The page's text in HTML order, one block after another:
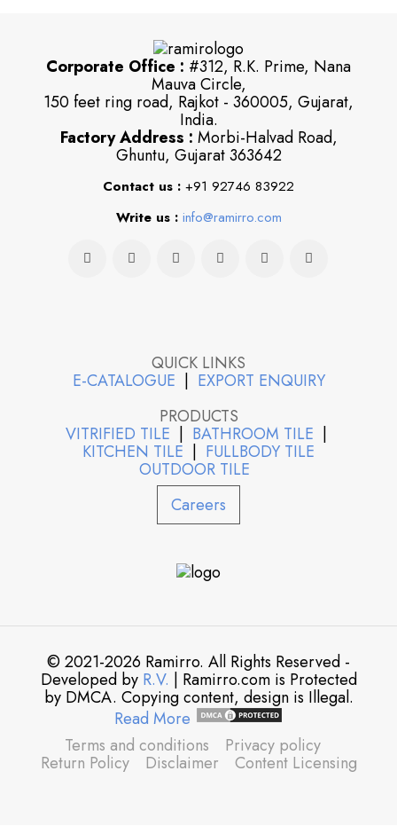
Corporate Office : #312, R.K. Prime, Nana
Mauva Circle,
150 feet ring road, Rajkot - 360005, Gujarat,
India.
Factory Address : Morbi-Halvad Road,
Ghuntu, Gujarat 363642
Contact us : +91 92746 83922
Write us : info@ramirro.com
QUICK LINKS
E-CATALOGUE | EXPORT ENQUIRY
PRODUCTS
VITRIFIED TILE | BATHROOM TILE |
KITCHEN TILE | FULLBODY TILE
OUTDOOR TILE
Careers
© 2021-2026 Ramirro. All Rights Reserved -
Developed by R.V. | Ramirro.com is Protected
by DMCA. Copying content, design is Illegal.
Read More
Terms and conditions
Privacy policy
Return Policy Disclaimer Content Licensing